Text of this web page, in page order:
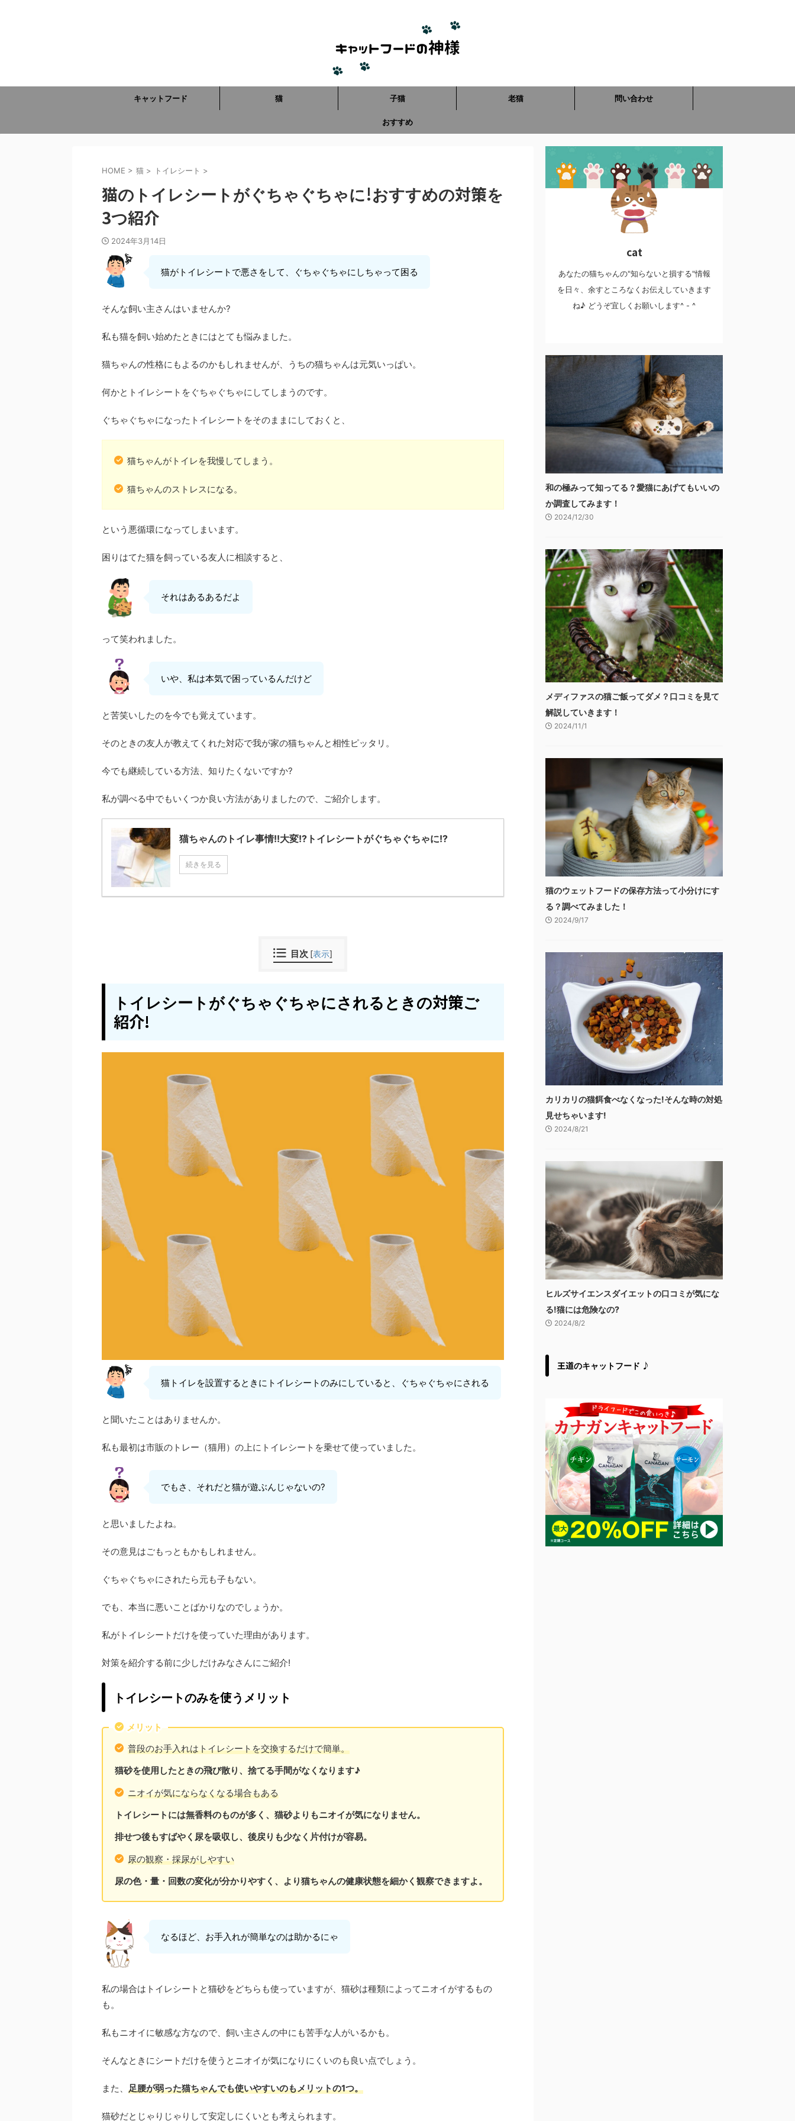
キャットフード 猫 子猫 老猫 問い合わせ
おすすめ
HOME > 猫 > トイレシート >
猫のトイレシートがぐちゃぐちゃに!おすすめの対策を
3つ紹介
2024年3月14日
猫がトイレシートで悪さをして、ぐちゃぐちゃにしちゃって困る
そんな飼い主さんはいませんか?
私も猫を飼い始めたときにはとても悩みました。
猫ちゃんの性格にもよるのかもしれませんが、うちの猫ちゃんは元気いっぱい。
何かとトイレシートをぐちゃぐちゃにしてしまうのです。
ぐちゃぐちゃになったトイレシートをそのままにしておくと、
猫ちゃんがトイレを我慢してしまう。
猫ちゃんのストレスになる。
という悪循環になってしまいます。
困りはてた猫を飼っている友人に相談すると、
それはあるあるだよ
って笑われました。
いや、私は本気で困っているんだけど
と苦笑いしたのを今でも覚えています。
そのときの友人が教えてくれた対応で我が家の猫ちゃんと相性ピッタリ。
今でも継続している方法、知りたくないですか?
私が調べる中でもいくつか良い方法がありましたので、ご紹介します。
猫ちゃんのトイレ事情!!大変!?トイレシートがぐちゃぐちゃに!?
続きを見る
目次 [表示]
トイレシートがぐちゃぐちゃにされるときの対策ご
紹介!
猫トイレを設置するときにトイレシートのみにしていると、ぐちゃぐちゃにされる
と聞いたことはありませんか。
私も最初は市販のトレー（猫用）の上にトイレシートを乗せて使っていました。
でもさ、それだと猫が遊ぶんじゃないの?
と思いましたよね。
その意見はごもっともかもしれません。
ぐちゃぐちゃにされたら元も子もない。
でも、本当に悪いことばかりなのでしょうか。
私がトイレシートだけを使っていた理由があります。
対策を紹介する前に少しだけみなさんにご紹介!
トイレシートのみを使うメリット
メリット
普段のお手入れはトイレシートを交換するだけで簡単。
猫砂を使用したときの飛び散り、捨てる手間がなくなります♪
ニオイが気にならなくなる場合もある
トイレシートには無香料のものが多く、猫砂よりもニオイが気になりません。
排せつ後もすばやく尿を吸収し、後戻りも少なく片付けが容易。
尿の観察・採尿がしやすい
尿の色・量・回数の変化が分かりやすく、より猫ちゃんの健康状態を細かく観察できますよ。
なるほど、お手入れが簡単なのは助かるにゃ
私の場合はトイレシートと猫砂をどちらも使っていますが、猫砂は種類によってニオイがするもの
も。
私もニオイに敏感な方なので、飼い主さんの中にも苦手な人がいるかも。
そんなときにシートだけを使うとニオイが気になりにくいのも良い点でしょう。
また、 足腰が弱った猫ちゃんでも使いやすいのもメリットの1つ。
猫砂だとじゃりじゃりして安定しにくいとも考えられます。
cat
あなたの猫ちゃんの"知らないと損する"情報
を日々、余すところなくお伝えしていきます
ね♪ どうぞ宜しくお願いします^ - ^
和の極みって知ってる？愛猫にあげてもいいの
か調査してみます！
2024/12/30
メディファスの猫ご飯ってダメ？口コミを見て
解説していきます！
2024/11/1
猫のウェットフードの保存方法って小分けにす
る？調べてみました！
2024/9/17
カリカリの猫餌食べなくなった!そんな時の対処
見せちゃいます!
2024/8/21
ヒルズサイエンスダイエットの口コミが気にな
る!猫には危険なの?
2024/8/2
王道のキャットフード ♪